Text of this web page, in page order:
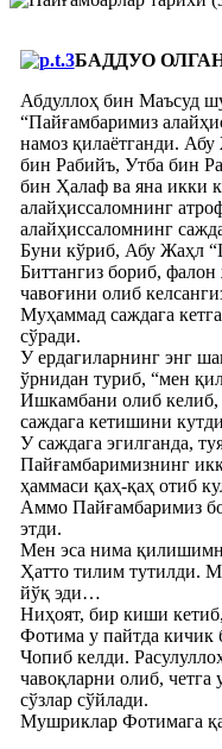
БАДДУО
Абдуллоҳ бин Маъсуд
“Пайғамбаримиз
намоз қилаётганди.
бин Рабийъ, Утба бин
бин Ҳалаф ва яна икки
алайҳиссаломнинг
алайҳиссаломнинг
Буни кўриб, Абу Жаҳл
Биттангиз бориб,
чавоғини олиб
Муҳаммад саждага
сўради.
У ердагиларнинг энг
ўрнидан туриб, “мен
Ишкамбани олиб келиб,
саждага кетишини
У саждага эгилганда,
Пайғамбаримизнинг
ҳаммаси қаҳ-қаҳ отиб
Аммо Пайғамбаримиз
этди.
Мен эса нима
Ҳатто тилим тутилди.
йўқ эди…
Ниҳоят, бир киши
Фотима у пайтда кичик
Чопиб келди.
чавоқларни олиб, четга
сўзлар сўйлади.
Мушриклар Фотимага